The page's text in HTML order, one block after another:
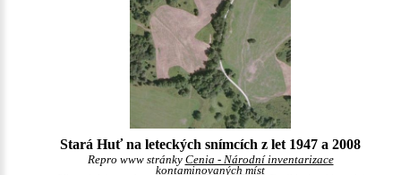
Stará Huť na leteckých snímcích z let 1947 a 2008
Repro www stránky Cenia - Národní inventarizace
kontaminovaných míst